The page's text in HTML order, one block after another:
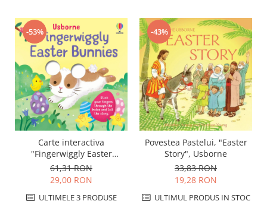
-53%
Carte interactiva
"Fingerwiggly Easter
Bunnies", marioneta deget,
cartonata, Usborne
61,31 RON
29,00 RON
ULTIMELE 3 PRODUSE
-43%
Povestea Pastelui, "Easter
Story", Usborne
33,83 RON
19,28 RON
ULTIMUL PRODUS IN STOC